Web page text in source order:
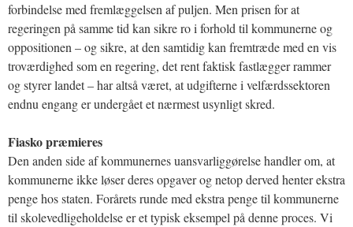
forbindelse med fremlæggelsen af puljen. Men prisen for at
regeringen på samme tid kan sikre ro i forhold til kommunerne og
oppositionen – og sikre, at den samtidig kan fremtræde med en vis
troværdighed som en regering, det rent faktisk fastlægger rammer
og styrer landet – har altså været, at udgifterne i velfærdssektoren
endnu engang er undergået et nærmest usynligt skred.
Fiasko præmieres
Den anden side af kommunernes uansvarliggørelse handler om, at
kommunerne ikke løser deres opgaver og netop derved henter ekstra
penge hos staten. Forårets runde med ekstra penge til kommunerne
til skolevedligeholdelse er et typisk eksempel på denne proces. Vi